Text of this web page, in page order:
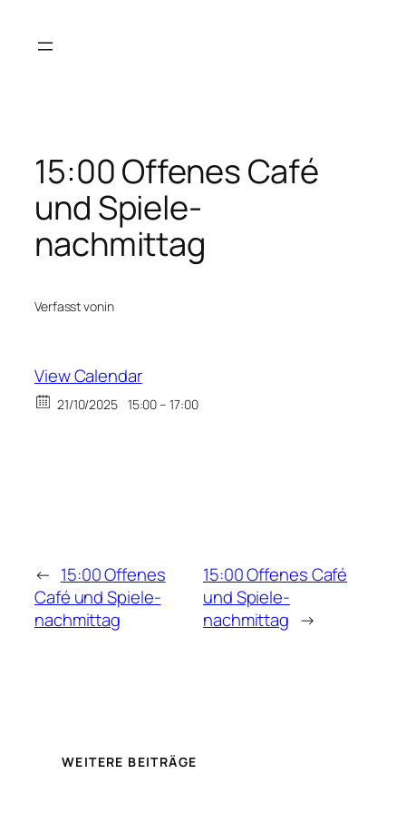
Inhalt
15:00 Offenes Café
und Spiele-
nachmittag
Verfasst vonin
View Calendar
21/10/2025 15:00 – 17:00
← 15:00 Offenes
Café und Spiele-
nachmittag
15:00 Offenes Café
und Spiele-
nachmittag →
WEITERE BEITRÄGE